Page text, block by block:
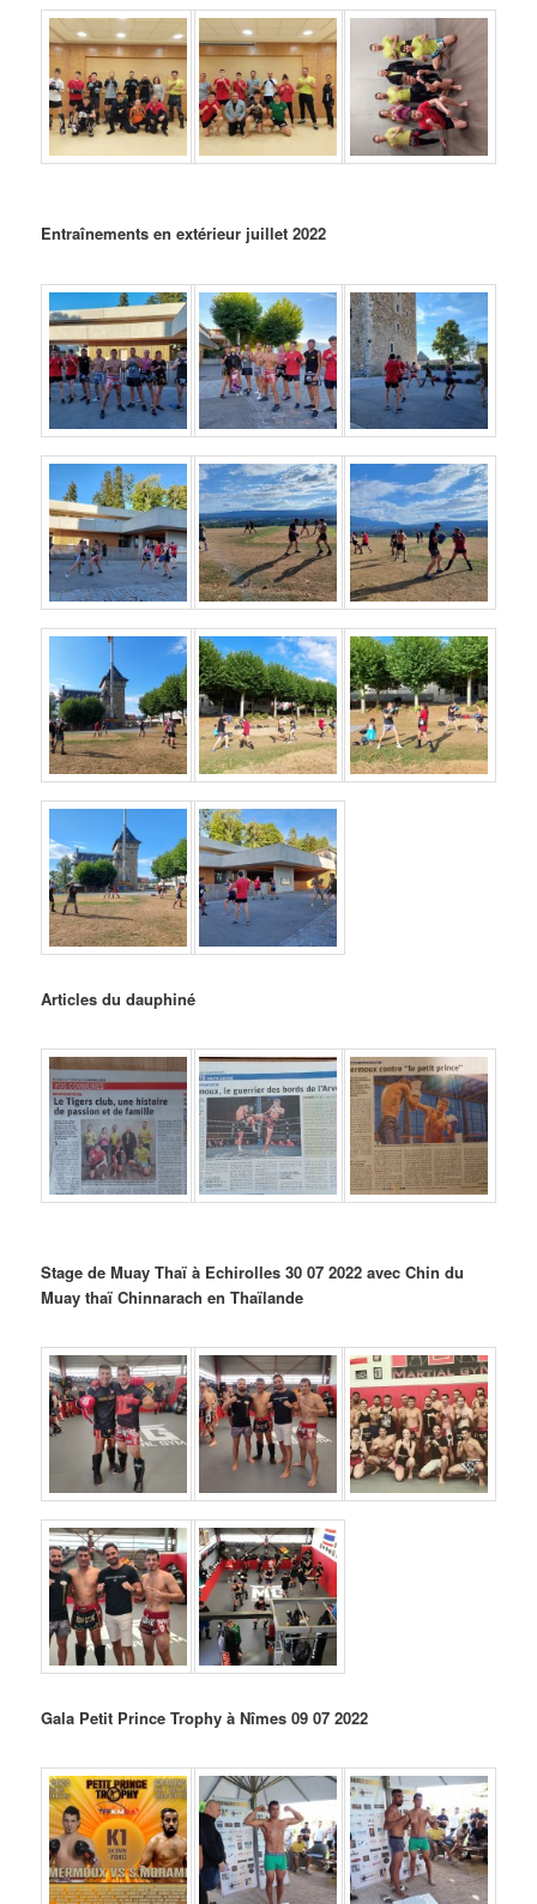
Entraînements en extérieur juillet 2022
Articles du dauphiné
Stage de Muay Thaï à Echirolles 30 07 2022 avec Chin du
Muay thaï Chinnarach en Thaïlande
Gala Petit Prince Trophy à Nîmes 09 07 2022